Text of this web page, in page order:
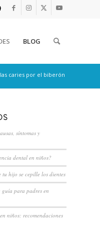
BLOG
caries por el biberón
síntomas y
dental en niños?
hijo se cepille los dientes
guía para padres en
niños: recomendaciones